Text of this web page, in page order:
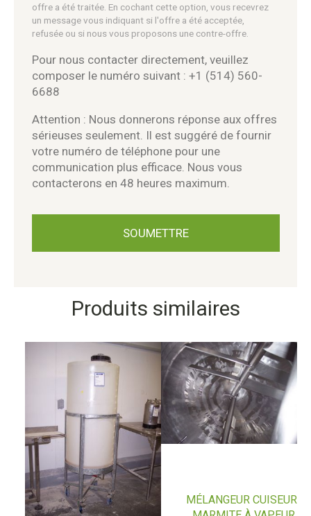
offre a été traitée. En cochant cette option, vous recevrez
un message vous indiquant si l'offre a été acceptée,
refusée ou si nous vous proposons une contre-offre.
Pour nous contacter directement, veuillez
composer le numéro suivant : +1 (514) 560-
6688
Attention : Nous donnerons réponse aux offres
sérieuses seulement. Il est suggéré de fournir
votre numéro de téléphone pour une
communication plus efficace. Nous vous
contacterons en 48 heures maximum.
Produits similaires
MÉLANGEUR CUISEUR